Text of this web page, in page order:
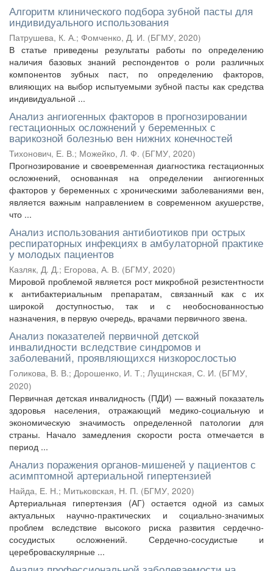
Алгоритм клинического подбора зубной пасты для
индивидуального использования
Патрушева, К. А.; Фомченко, Д. И. (БГМУ, 2020)
В статье приведены результаты работы по определению
наличия базовых знаний респондентов о роли различных
компонентов зубных паст, по определению факторов,
влияющих на выбор испытуемыми зубной пасты как средства
индивидуальной ...
Анализ ангиогенных факторов в прогнозировании
гестационных осложнений у беременных с
варикозной болезнью вен нижних конечностей
Тихонович, Е. В.; Можейко, Л. Ф. (БГМУ, 2020)
Прогнозирование и своевременная диагностика гестационных
осложнений, основанная на определении ангиогенных
факторов у беременных с хроническими заболеваниями вен,
является важным направлением в современном акушерстве,
что ...
Анализ использования антибиотиков при острых
респираторных инфекциях в амбулаторной практике
у молодых пациентов
Казляк, Д. Д.; Егорова, А. В. (БГМУ, 2020)
Мировой проблемой является рост микробной резистентности
к антибактериальным препаратам, связанный как с их
широкой доступностью, так и с необоснованностью
назначения, в первую очередь, врачами первичного звена.
Анализ показателей первичной детской
инвалидности вследствие синдромов и
заболеваний, проявляющихся низкорослостью
Голикова, В. В.; Дорошенко, И. Т.; Лущинская, С. И. (БГМУ,
2020)
Первичная детская инвалидность (ПДИ) — важный показатель
здоровья населения, отражающий медико-социальную и
экономическую значимость определенной патологии для
страны. Начало замедления скорости роста отмечается в
период ...
Анализ поражения органов-мишеней у пациентов с
асимптомной артериальной гипертензией
Найда, Е. Н.; Митьковская, Н. П. (БГМУ, 2020)
Артериальная гипертензия (АГ) остается одной из самых
актуальных научно-практических и социально-значимых
проблем вследствие высокого риска развития сердечно-
сосудистых осложнений. Сердечно-сосудистые и
цереброваскулярные ...